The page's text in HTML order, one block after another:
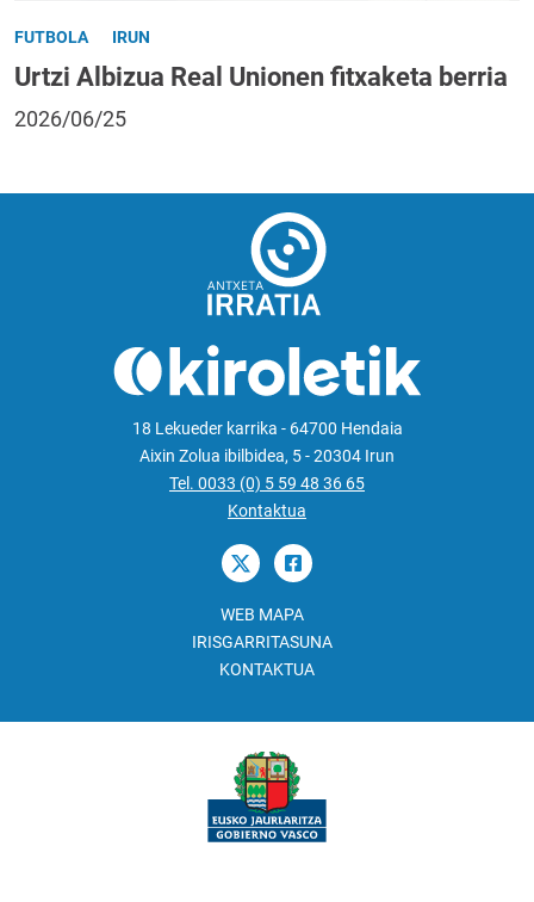
FUTBOLA IRUN
Urtzi Albizua Real Unionen fitxaketa berria
2026/06/25
18 Lekueder karrika - 64700 Hendaia
Aixin Zolua ibilbidea, 5 - 20304 Irun
Tel. 0033 (0) 5 59 48 36 65
Kontaktua
WEB MAPA
IRISGARRITASUNA
KONTAKTUA